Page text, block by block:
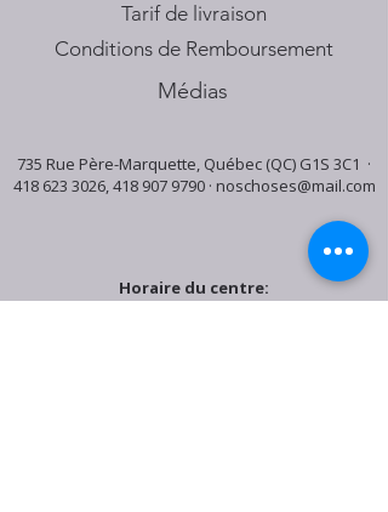
Tarif de livraison
Conditions de Remboursement
Médias
735 Rue Père-Marquette, Québec (QC) G1S 3C1 ·
418 623 3026,418 907 9790· noschoses@mail.com
Horaire du centre: